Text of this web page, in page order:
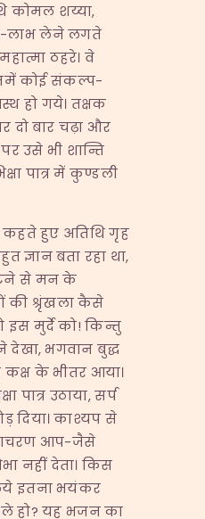
कोमल शय्या,
लाभ लेने लगते
ठहरे। वे
कोई संकल्प-
हो गये। तक्षक
दो बार चढ़ा और
उसे भी शान्ति
पात्र में कुण्डली
कहते हुए अतिथि गृह
ज्ञान बता रहा था,
से मन के
की श्रृंखला कैसे
इस मुर्दे को! किन्तु
देखा, भगवान बुद्ध
कक्ष के भीतर आया।
पात्र उठाया, सर्प
दिया। काश्यप से
आचरण आप-जैसे
नहीं देता। किस
इतना भयंकर
हो? यह भजन का